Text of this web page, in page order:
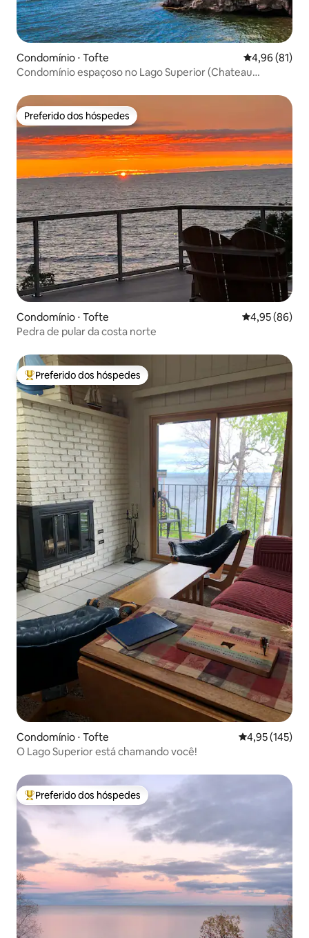
Condomínio ⋅ Tofte 4,96 de uma
4,96 (81)
Condomínio espaçoso no Lago Superior (Chateau
Preferido dos hóspedes
Preferido dos hóspedes
Condomínio ⋅ Tofte 4,95 de uma
4,95 (86)
Pedra de pular da costa norte
Entre os melhores preferidos dos hóspedes
Preferido dos hóspedes
Condomínio ⋅ Tofte 4,95 de uma
4,95 (145)
O Lago Superior está chamando você!
Entre os melhores preferidos dos hóspedes
Preferido dos hóspedes